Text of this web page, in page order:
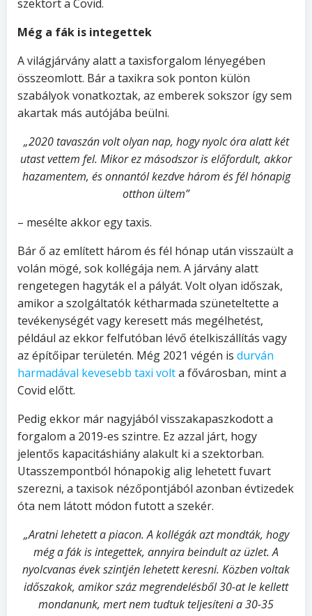
szektort a Covid.
Még a fák is integettek
A világjárvány alatt a taxisforgalom lényegében
összeomlott. Bár a taxikra sok ponton külön
szabályok vonatkoztak, az emberek sokszor így sem
akartak más autójába beülni.
„2020 tavaszán volt olyan nap, hogy nyolc óra alatt két
utast vettem fel. Mikor ez másodszor is előfordult, akkor
hazamentem, és onnantól kezdve három és fél hónapig
otthon ültem”
– mesélte akkor egy taxis.
Bár ő az említett három és fél hónap után visszaült a
volán mögé, sok kollégája nem. A járvány alatt
rengetegen hagyták el a pályát. Volt olyan időszak,
amikor a szolgáltatók kétharmada szüneteltette a
tevékenységét vagy keresett más megélhetést,
például az ekkor felfutóban lévő ételkiszállítás vagy
az építőipar területén. Még 2021 végén is durván
harmadával kevesebb taxi volta fővárosban, mint a
Covid előtt.
Pedig ekkor már nagyjából visszakapaszkodott a
forgalom a 2019-es szintre. Ez azzal járt, hogy
jelentős kapacitáshiány alakult ki a szektorban.
Utasszempontból hónapokig alig lehetett fuvart
szerezni, a taxisok nézőpontjából azonban évtizedek
óta nem látott módon futott a szekér.
„Aratni lehetett a piacon. A kollégák azt mondták, hogy
még a fák is integettek, annyira beindult az üzlet. A
nyolcvanas évek szintjén lehetett keresni. Közben voltak
időszakok, amikor száz megrendelésből 30-at le kellett
mondanunk, mert nem tudtuk teljesíteni a 30-35